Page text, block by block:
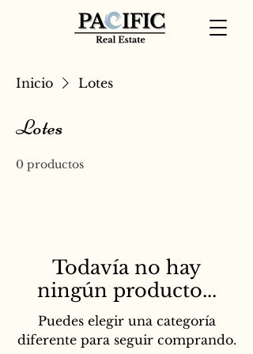
Inicio Lotes
Lotes
0 productos
Todavía no hay
ningún producto...
Puedes elegir una categoría
diferente para seguir comprando.